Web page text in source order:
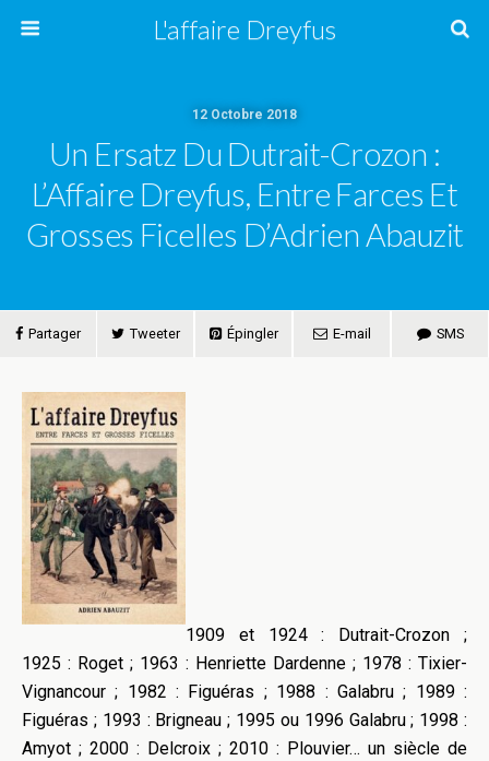
L'affaire Dreyfus
12 Octobre 2018
Un Ersatz Du Dutrait-Crozon :
L’Affaire Dreyfus, Entre Farces Et
Grosses Ficelles D’Adrien Abauzit
Partager Tweeter Épingler E-mail SMS
1909 et 1924 : Dutrait-Crozon ;
1925 : Roget ; 1963 : Henriette Dardenne ; 1978 : Tixier-
Vignancour ; 1982 : Figuéras ; 1988 : Galabru ; 1989 :
Figuéras ; 1993 : Brigneau ; 1995 ou 1996 Galabru ; 1998 :
Amyot ; 2000 : Delcroix ; 2010 : Plouvier… un siècle de